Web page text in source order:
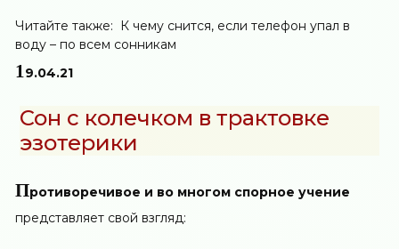
Читайте также:
К чему снится, если телефон упал в
воду – по всем сонникам
19.04.21
Сон с колечком в трактовке
эзотерики
Противоречивое и во многом спорное учение
представляет свой взгляд: